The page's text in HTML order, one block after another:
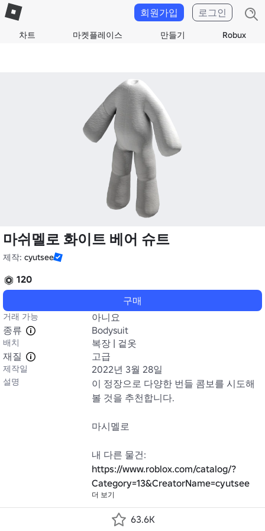
차트 마켓플레이스 만들기 Robux
회원가입 로그인
마쉬멜로 화이트 베어 슈트
제작: cyutsee
120
구매
거래 가능
아니요
종류
Bodysuit
배치
복장 | 겉옷
재질
고급
제작일 2022년 3월 28일
설명
이 정장으로 다양한 번들 콤보를 시도해
볼 것을 추천합니다.
마시멜로
https://www.roblox.com/catalog/?
Category=13&CreatorName=cyutsee
더 보기
63.6K